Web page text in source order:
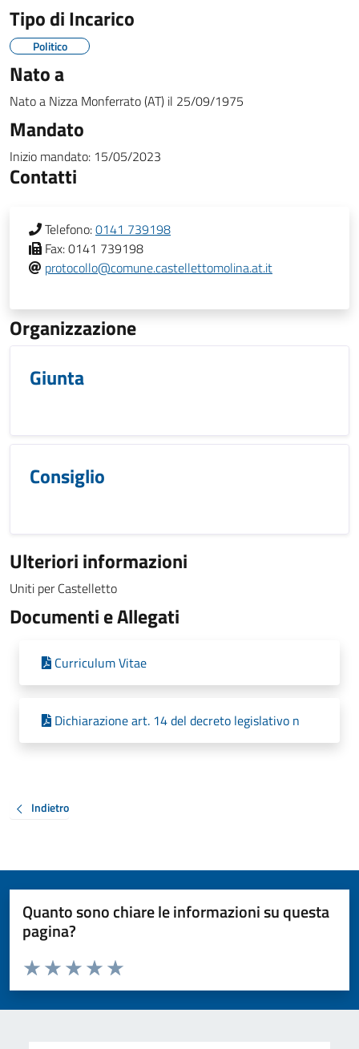
Tipo di Incarico
Politico
Nato a
Nato a Nizza Monferrato (AT) il 25/09/1975
Mandato
Inizio mandato: 15/05/2023
Contatti
Telefono:0141 739198
Fax:0141 739198
protocollo@comune.castellettomolina.at.it
Organizzazione
Giunta
Consiglio
Ulteriori informazioni
Uniti per Castelletto
Documenti e Allegati
Curriculum Vitae
Dichiarazione art. 14 del decreto legislativo n
Indietro
Quanto sono chiare le informazioni su questa
pagina?
Valuta da 1 a 5 stelle la pagina
Valuta 5 stelle su 5
Valuta 4 stelle su 5
Valuta 3 stelle su 5
Valuta 2 stelle su 5
Valuta 1 stelle su 5